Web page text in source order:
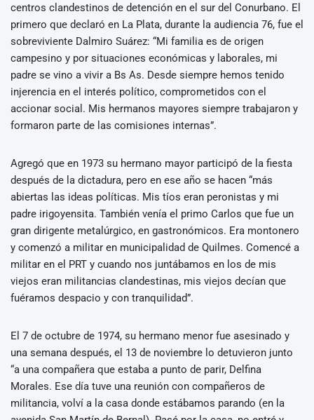
centros clandestinos de detención en el sur del Conurbano. El
primero que declaró en La Plata, durante la audiencia 76, fue el
sobreviviente Dalmiro Suárez: “Mi familia es de origen
campesino y por situaciones económicas y laborales, mi
padre se vino a vivir a Bs As. Desde siempre hemos tenido
injerencia en el interés político, comprometidos con el
accionar social. Mis hermanos mayores siempre trabajaron y
formaron parte de las comisiones internas”.
Agregó que en 1973 su hermano mayor participó de la fiesta
después de la dictadura, pero en ese año se hacen “más
abiertas las ideas políticas. Mis tíos eran peronistas y mi
padre irigoyensita. También venía el primo Carlos que fue un
gran dirigente metalúrgico, en gastronómicos. Era montonero
y comenzó a militar en municipalidad de Quilmes. Comencé a
militar en el PRT y cuando nos juntábamos en los de mis
viejos eran militancias clandestinas, mis viejos decían que
fuéramos despacio y con tranquilidad”.
El 7 de octubre de 1974, su hermano menor fue asesinado y
una semana después, el 13 de noviembre lo detuvieron junto
“a una compañera que estaba a punto de parir, Delfina
Morales. Ese día tuve una reunión con compañeros de
militancia, volví a la casa donde estábamos parando (en la